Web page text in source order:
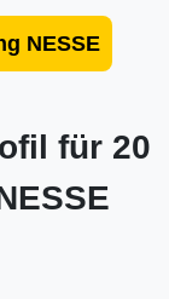
NESSE
für 20